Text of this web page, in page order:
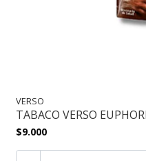
VERSO
TABACO VERSO
$9.000